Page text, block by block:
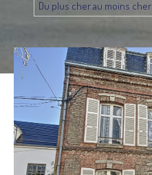
Du plus cher au moins cher
Budget
Budget
Surface
SURFACE
Pièces
Référence